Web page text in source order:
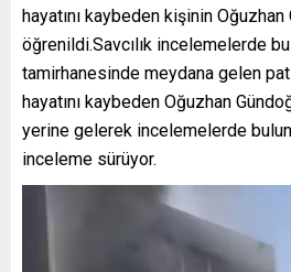
hayatını kaybeden kişinin
öğrenildi.Savcılık incelemelerde
tamirhanesinde meydana gelen
hayatını kaybeden Oğuzhan
yerine gelerek incelemelerde
inceleme sürüyor.